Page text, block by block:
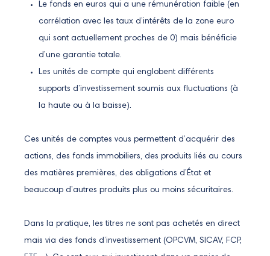
Le fonds en euros qui a une rémunération faible (en
corrélation avec les taux d’intérêts de la zone euro
qui sont actuellement proches de 0) mais bénéficie
d’une garantie totale.
Les unités de compte qui englobent différents
supports d’investissement soumis aux fluctuations (à
la haute ou à la baisse).
Ces unités de comptes vous permettent d’acquérir des
actions, des fonds immobiliers, des produits liés au cours
des matières premières, des obligations d’État et
beaucoup d’autres produits plus ou moins sécuritaires.
Dans la pratique, les titres ne sont pas achetés en direct
mais via des fonds d’investissement (OPCVM, SICAV, FCP,